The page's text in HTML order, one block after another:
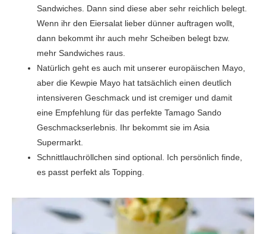
Sandwiches. Dann sind diese aber sehr reichlich belegt.
Wenn ihr den Eiersalat lieber dünner auftragen wollt,
dann bekommt ihr auch mehr Scheiben belegt bzw.
mehr Sandwiches raus.
Natürlich geht es auch mit unserer europäischen Mayo,
aber die Kewpie Mayo hat tatsächlich einen deutlich
intensiveren Geschmack und ist cremiger und damit
eine Empfehlung für das perfekte Tamago Sando
Geschmackserlebnis. Ihr bekommt sie im Asia
Supermarkt.
Schnittlauchröllchen sind optional. Ich persönlich finde,
es passt perfekt als Topping.